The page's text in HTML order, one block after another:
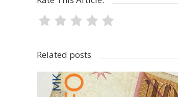
Related posts